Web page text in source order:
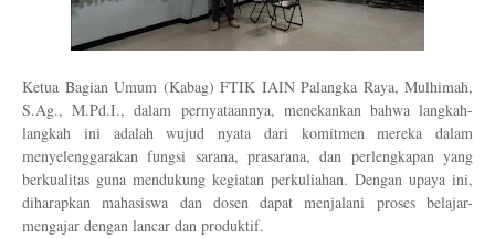
Ketua Bagian Umum (Kabag) FTIK IAIN Palangka Raya, Mulhimah,
S.Ag., M.Pd.I., dalam pernyataannya, menekankan bahwa langkah-
langkah ini adalah wujud nyata dari komitmen mereka dalam
menyelenggarakan fungsi sarana, prasarana, dan perlengkapan yang
berkualitas guna mendukung kegiatan perkuliahan. Dengan upaya ini,
diharapkan mahasiswa dan dosen dapat menjalani proses belajar-
mengajar dengan lancar dan produktif.